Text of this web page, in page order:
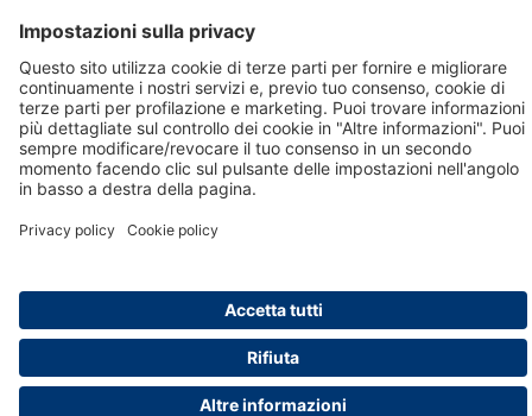
© 2026 CRIF S.p.A. Tutti i diritti riservati.
Via della Beverara, 21 / 40131 Bologna / Italy Cap. Soc.
sottoscritto € 51.941.235,00 di cui versato € 51.806.190,00 |
R.E.A. n° 410952 | Reg. Impr. Bo, C.F. e P.IVA 02083271201
Società soggetta all'attività di direzione e coordinamento di
CRIBIS Holding S.r.l., Società con unico socio
Società con Sistema di Gestione Certificato da DNV ISO 9001,